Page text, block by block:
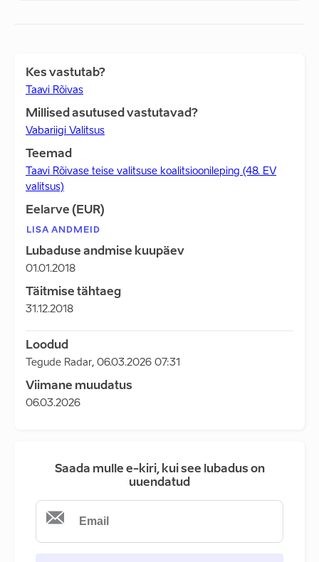
Kes vastutab?
Taavi Rõivas
Millised asutused vastutavad?
Vabariigi Valitsus
Teemad
Taavi Rõivase teise valitsuse koalitsioonileping (48. EV
valitsus)
Eelarve (EUR)
LISA ANDMEID
Lubaduse andmise kuupäev
01.01.2018
Täitmise tähtaeg
31.12.2018
Loodud
Tegude Radar, 06.03.2026 07:31
Viimane muudatus
06.03.2026
Saada mulle e-kiri, kui see lubadus on
uuendatud